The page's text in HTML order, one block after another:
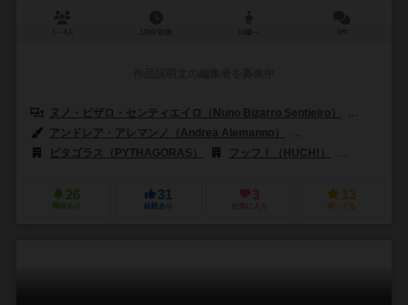
ヌノ・ビザロ・センティエイロ（Nuno Bizarro Sentieiro）
アンドレア・アレマンノ（Andrea Alemanno）
ピタゴラス（PYTHAGORAS）
フッフ！（HUCH!）
26
興味あり
31
経験あり
3
お気に入り
13
持ってる